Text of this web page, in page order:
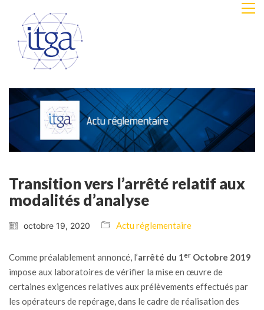
Transition vers l’arrêté relatif aux
modalités d’analyse
octobre 19, 2020 Actu réglementaire
Comme préalablement annoncé, l’arrêté du 1er Octobre 2019
impose aux laboratoires de vérifier la mise en œuvre de
certaines exigences relatives aux prélèvements effectués par
les opérateurs de repérage, dans le cadre de réalisation des